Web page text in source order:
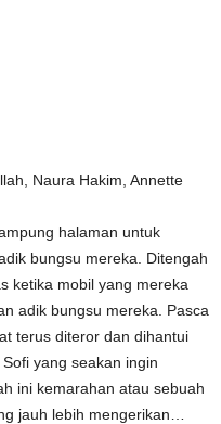
Naura Hakim, Annette
halaman untuk
bungsu mereka. Ditengah
ketika mobil yang mereka
adik bungsu mereka. Pasca
terus diteror dan dihantui
yang seakan ingin
ini kemarahan atau sebuah
jauh lebih mengerikan…